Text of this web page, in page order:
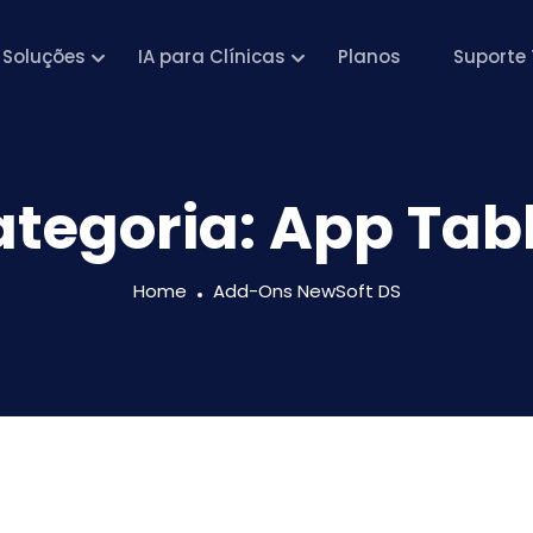
Soluções IA para Clínicas Planos Suporte
App
Home Add-Ons NewSoft DS